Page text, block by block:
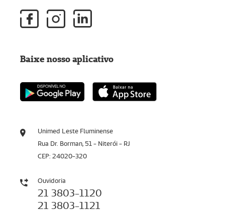
Unimed Leste Fluminense
Rua Dr. Borman, 51 - Niterói - RJ
CEP: 24020-320
Ouvidoria
21 3803-1120
21 3803-1121
Baixe nosso aplicativo